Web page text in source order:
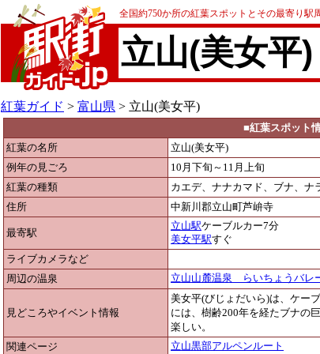
全国約750か所の紅葉スポットとその最寄り駅
立山(美女平)
紅葉ガイド > 富山県 > 立山(美女平)
■紅葉スポット
紅葉の名所
立山(美女平)
例年の見ごろ
10月下旬～11月上旬
紅葉の種類
カエデ、ナナカマド、ブナ、ナ
住所
中新川郡立山町芦峅寺
最寄駅
立山駅ケーブルカー7分
美女平駅すぐ
ライブカメラなど
周辺の温泉
立山山麓温泉 らいちょうバレ
見どころやイベント情報
美女平(びじょだいら)は、ケー
には、樹齢200年を経たブナの
楽しい。
関連ページ
立山黒部アルペンルート